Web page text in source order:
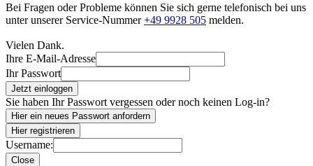
Bei Fragen oder Probleme können Sie sich gerne telefonisch bei uns
unter unserer Service-Nummer+49 9928 505 melden.
Vielen Dank.
Ihre E-Mail-Adresse
Ihr Passwort
Jetzt einloggen
Sie haben Ihr Passwort vergessen oder noch keinen Log-in?
Hier ein neues Passwort anfordern
Hier registrieren
Username:
Close